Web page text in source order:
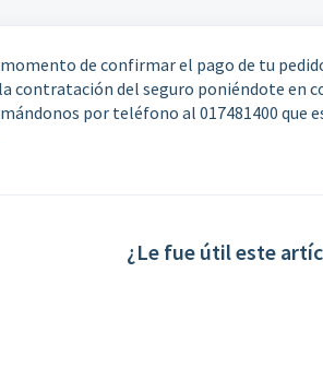
de confirmar el pago de tu
contratación del seguro poniéndote en
por teléfono al 017481400 que
¿Le fue útil este